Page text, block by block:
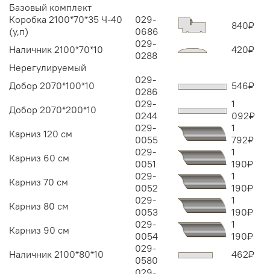
Базовый комплект
Коробка 2100*70*35 Ч-40
(у,п)
029-
0686
840₽
Наличник 2100*70*10
029-
0288
420₽
Нерегулируемый
Добор 2070*100*10
029-
0286
546₽
Добор 2070*200*10
029-
0244
1
092₽
Карниз 120 см
029-
0055
1
792₽
Карниз 60 см
029-
0051
1
190₽
Карниз 70 см
029-
0052
1
190₽
Карниз 80 см
029-
0053
1
190₽
Карниз 90 см
029-
0054
1
190₽
Наличник 2100*80*10
029-
0580
462₽